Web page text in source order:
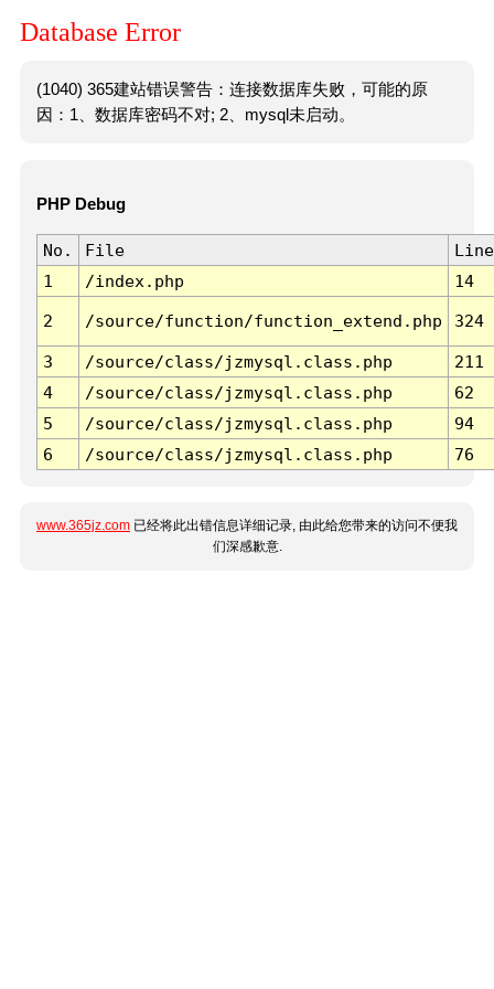
Database Error
(1040) 365建站错误警告：连接数据库失败，可能的原
因：1、数据库密码不对; 2、mysql未启动。
PHP Debug
No. File
Line
1
/index.php 14
2 /source/function/function_extend.php 324
3 /source/class/jzmysql.class.php
211
4
/source/class/jzmysql.class.php
62
5
/source/class/jzmysql.class.php
94
6
/source/class/jzmysql.class.php 76
www.365jz.com 已经将此出错信息详细记录, 由此给您带来的访问不便我
们深感歉意.